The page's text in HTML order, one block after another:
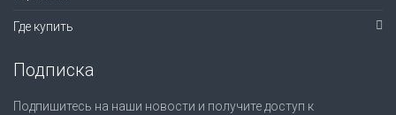
Где купить
Подписка
Подпишитесь на наши новости и получите доступ к